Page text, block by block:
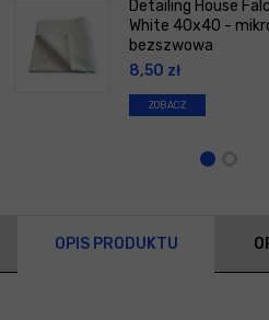
Detailing House
White 40x40 -
bezszwowa
8,50 zł
ZOBACZ
OPIS PRODUKTU